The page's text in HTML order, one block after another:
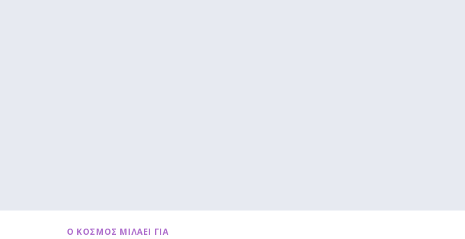
Ο ΚΟΣΜΟΣ ΜΙΛΑΕΙ ΓΙΑ